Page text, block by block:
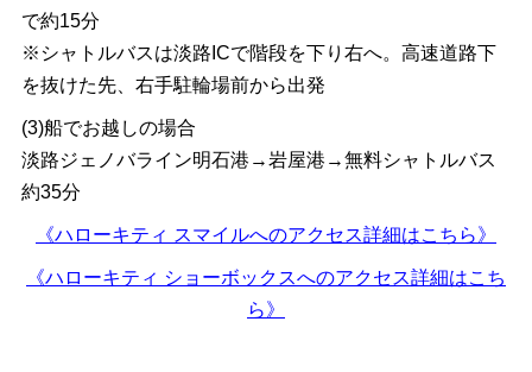
で約15分
※シャトルバスは淡路ICで階段を下り右へ。高速道路下
を抜けた先、右手駐輪場前から出発
(3)船でお越しの場合
淡路ジェノバライン明石港→岩屋港→無料シャトルバス
約35分
《ハローキティ スマイルへのアクセス詳細はこちら》
《ハローキティ ショーボックスへのアクセス詳細はこち
ら》